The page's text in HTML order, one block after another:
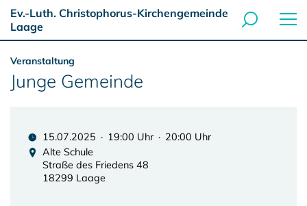
Ev.-Luth. Christophorus-Kirchengemeinde
Laage
Veranstaltung
Junge Gemeinde
15.07.2025 · 19:00 Uhr · 20:00 Uhr
Alte Schule
Straße des Friedens 48
18299 Laage